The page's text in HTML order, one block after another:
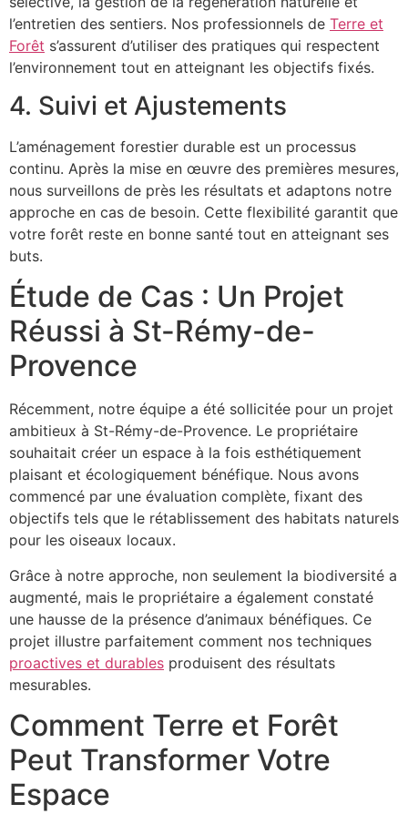
l’entretien des sentiers. Nos professionnels de Terre et
Forêt s’assurent d’utiliser des pratiques qui respectent
l’environnement tout en atteignant les objectifs fixés.
4. Suivi et Ajustements
L’aménagement forestier durable est un processus
continu. Après la mise en œuvre des premières mesures,
nous surveillons de près les résultats et adaptons notre
approche en cas de besoin. Cette flexibilité garantit que
votre forêt reste en bonne santé tout en atteignant ses
buts.
Étude de Cas : Un Projet
Réussi à St-Rémy-de-
Provence
Récemment, notre équipe a été sollicitée pour un projet
ambitieux à St-Rémy-de-Provence. Le propriétaire
souhaitait créer un espace à la fois esthétiquement
plaisant et écologiquement bénéfique. Nous avons
commencé par une évaluation complète, fixant des
objectifs tels que le rétablissement des habitats naturels
pour les oiseaux locaux.
Grâce à notre approche, non seulement la biodiversité a
augmenté, mais le propriétaire a également constaté
une hausse de la présence d’animaux bénéfiques. Ce
projet illustre parfaitement comment nos techniques
proactives et durables produisent des résultats
mesurables.
Comment Terre et Forêt
Peut Transformer Votre
Espace